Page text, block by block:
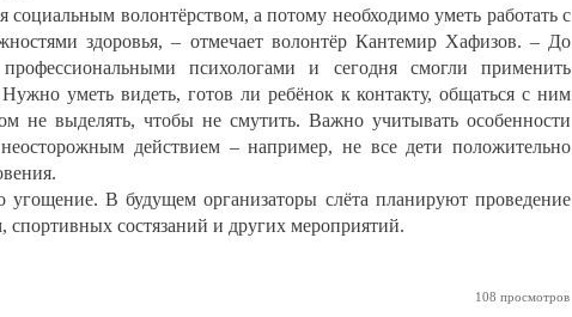
волонтёрством, а потому необходимо уметь работать с
здоровья, – отмечает волонтёр Кантемир Хафизов. – До
психологами и сегодня смогли применить
уметь видеть, готов ли ребёнок к контакту, общаться с ним
не выделять, чтобы не смутить. Важно учитывать особенности
действием – например, не все дети положительно
угощение. В будущем организаторы слёта планируют проведение
состязаний и других мероприятий.
108 просмотров